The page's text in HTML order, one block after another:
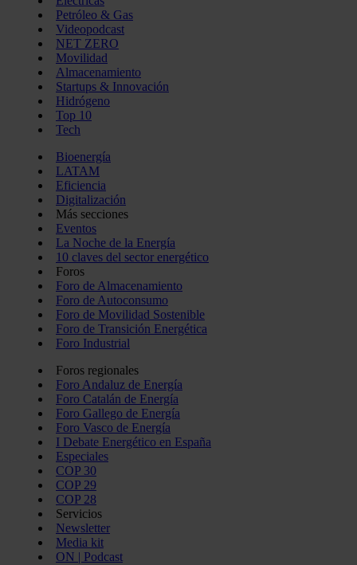
Petróleo & Gas
Videopodcast
NET ZERO
Movilidad
Almacenamiento
Startups & Innovación
Hidrógeno
Top 10
Tech
Bioenergía
LATAM
Eficiencia
Digitalización
Más secciones
Eventos
La Noche de la Energía
10 claves del sector energético
Foros
Foro de Almacenamiento
Foro de Autoconsumo
Foro de Movilidad Sostenible
Foro de Transición Energética
Foro Industrial
Foros regionales
Foro Andaluz de Energía
Foro Catalán de Energía
Foro Gallego de Energía
Foro Vasco de Energía
I Debate Energético en España
Especiales
COP 30
COP 29
COP 28
Servicios
Newsletter
Media kit
ON | Podcast